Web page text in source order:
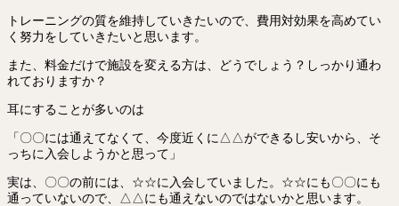
トレーニングの質を維持していきたいので、費用対効果を高めてい
く努力をしていきたいと思います。
また、料金だけで施設を変える方は、どうでしょう？しっかり通わ
れておりますか？
耳にすることが多いのは
「〇〇には通えてなくて、今度近くに△△ができるし安いから、そ
っちに入会しようかと思って」
実は、〇〇の前には、☆☆に入会していました。☆☆にも〇〇にも
通っていないので、△△にも通えないのではないかと思います。